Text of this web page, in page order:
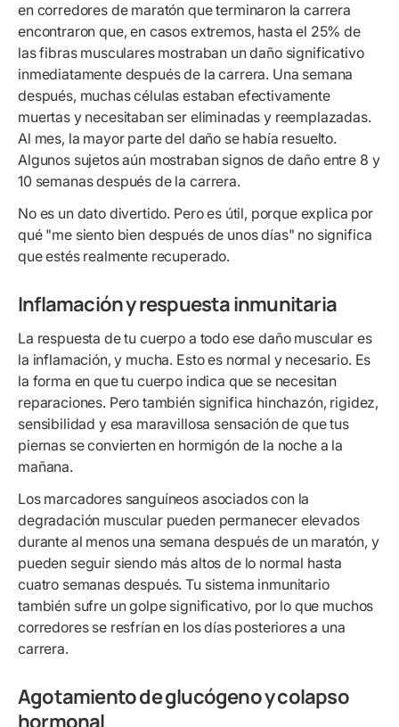
en corredores de maratón que terminaron la carrera
encontraron que, en casos extremos, hasta el 25% de
las fibras musculares mostraban un daño significativo
inmediatamente después de la carrera. Una semana
después, muchas células estaban efectivamente
muertas y necesitaban ser eliminadas y reemplazadas.
Al mes, la mayor parte del daño se había resuelto.
Algunos sujetos aún mostraban signos de daño entre 8 y
10 semanas después de la carrera.
No es un dato divertido. Pero es útil, porque explica por
qué "me siento bien después de unos días" no significa
que estés realmente recuperado.
Inflamación y respuesta inmunitaria
La respuesta de tu cuerpo a todo ese daño muscular es
la inflamación, y mucha. Esto es normal y necesario. Es
la forma en que tu cuerpo indica que se necesitan
reparaciones. Pero también significa hinchazón, rigidez,
sensibilidad y esa maravillosa sensación de que tus
piernas se convierten en hormigón de la noche a la
mañana.
Los marcadores sanguíneos asociados con la
degradación muscular pueden permanecer elevados
durante al menos una semana después de un maratón, y
pueden seguir siendo más altos de lo normal hasta
cuatro semanas después. Tu sistema inmunitario
también sufre un golpe significativo, por lo que muchos
corredores se resfrían en los días posteriores a una
carrera.
Agotamiento de glucógeno y colapso
hormonal